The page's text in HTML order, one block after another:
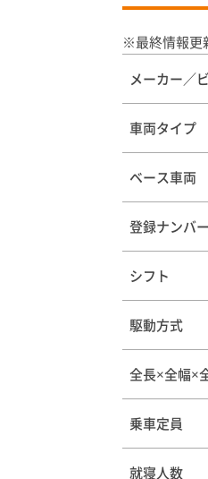
※最終情報更
メーカー／
車両タイプ
ベース車両
登録ナンバー
シフト
駆動方式
全長×全幅×
乗車定員
就寝人数